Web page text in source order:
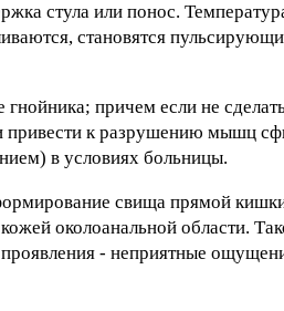
стула или понос.
становятся
гнойника; причем если не
к разрушению мышц
в условиях больницы.
свища прямой
околоанальной области.
- неприятные